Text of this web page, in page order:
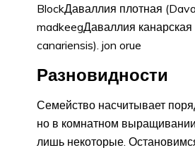
BlockДаваллия плотная
madkeegДаваллия канарская
canariensis). jon orue
Разновидности
Семейство насчитывает
но в комнатном
лишь некоторые.